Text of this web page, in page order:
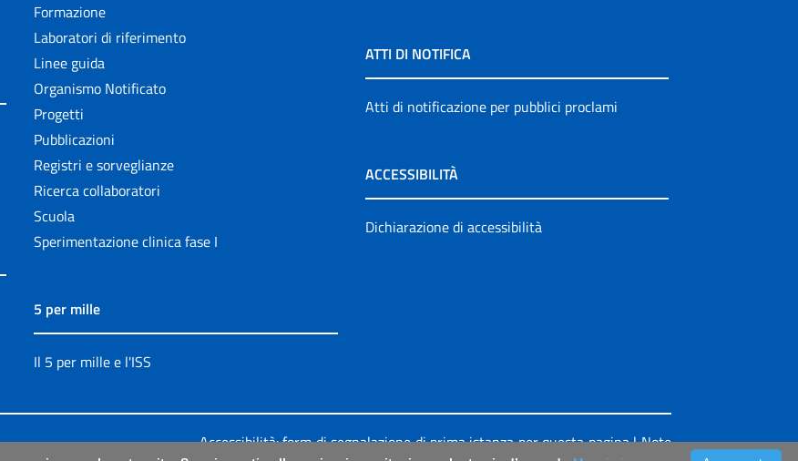
Formazione
Laboratori di riferimento
Linee guida
Organismo Notificato
Progetti
Pubblicazioni
Registri e sorveglianze
Ricerca collaboratori
Scuola
Sperimentazione clinica fase I
5 per mille
Il 5 per mille e l'ISS
ATTI DI NOTIFICA
Atti di notificazione per pubblici proclami
ACCESSIBILITÀ
Dichiarazione di accessibilità
Accessibilità: form di segnalazione di prima istanza per questa pagina|Note